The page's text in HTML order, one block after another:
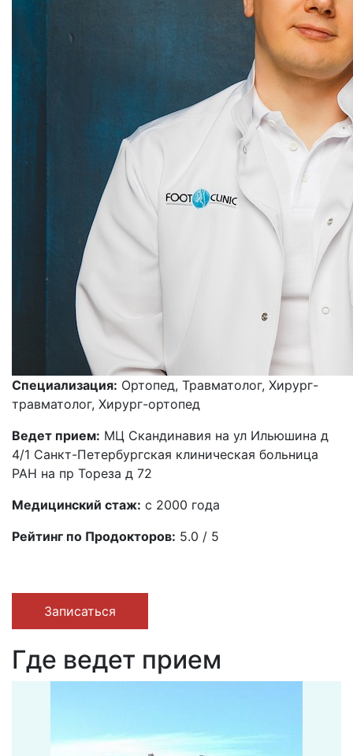
Специализация: Ортопед, Травматолог, Хирург-
травматолог, Хирург-ортопед
Ведет прием: МЦ Скандинавия на ул Ильюшина д
4/1 Санкт-Петербургская клиническая больница
РАН на пр Тореза д 72
Медицинский стаж: с 2000 года
Рейтинг по Продокторов: 5.0 / 5
Записаться
Где ведет прием